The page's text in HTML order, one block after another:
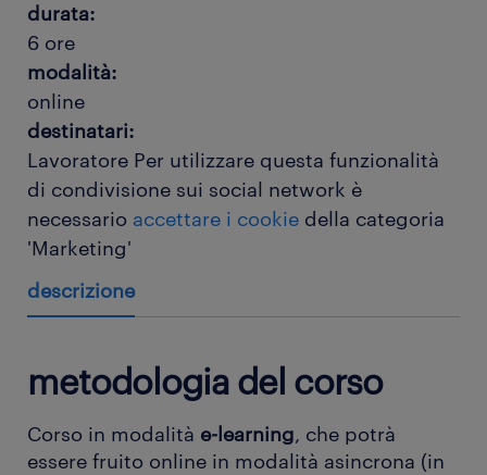
descrizione
metodologia del corso
Corso in modalità e-learning, che potrà
essere fruito online in modalità asincrona (in
durata:
6 ore
modalità:
online
destinatari:
Lavoratore Per utilizzare questa funzionalità
di condivisione sui social network è
necessario accettare i cookie della categoria
'Marketing'